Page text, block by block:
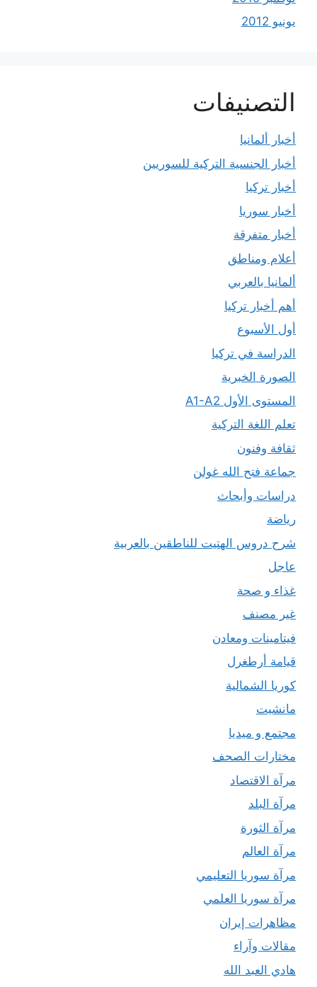
يونيو 2012
التصنيفات
أخبار ألمانيا
أخبار الجنسية التركية للسوريين
أخبار تركيا
أخبار سوريا
أخبار متفرقة
أعلام ومناطق
ألمانيا بالعربي
أهم أخبار تركيا
أول الأسبوع
الدراسة في تركيا
الصورة الخبرية
المستوى الأول A1-A2
تعلم اللغة التركية
ثقافة وفنون
جماعة فتح الله غولن
دراسات وأبحاث
رياضة
شرح دروس الهتيت للناطقين بالعربية
عاجل
غذاء و صحة
غير مصنف
فيتامينات ومعادن
قيامة أرطغرل
كوريا الشمالية
مانشيت
مجتمع و ميديا
مختارات الصحف
مرآة الاقتصاد
مرآة البلد
مرآة الثورة
مرآة العالم
مرآة سوريا التعليمي
مرآة سوريا العلمي
مظاهرات إيران
مقالات وآراء
هادي العبد الله